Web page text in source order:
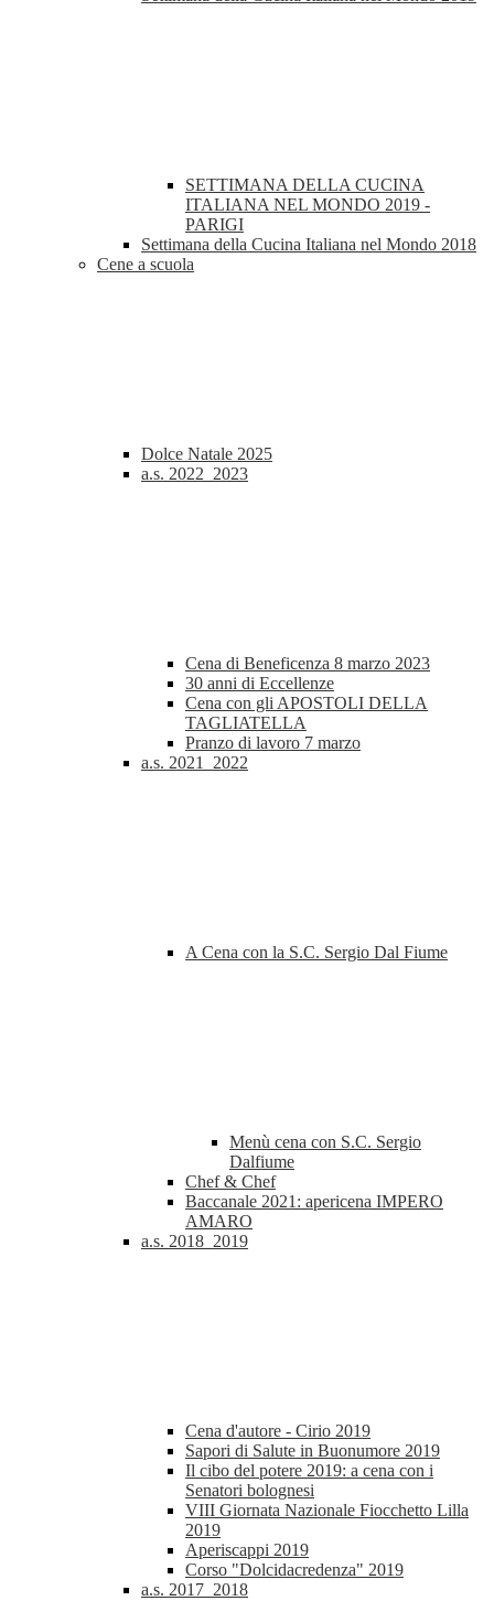
SETTIMANA DELLA CUCINA
ITALIANA NEL MONDO 2019 -
PARIGI
Settimana della Cucina Italiana nel Mondo 2018
Cene a scuola
Dolce Natale 2025
a.s. 2022_2023
Cena di Beneficenza 8 marzo 2023
30 anni di Eccellenze
Cena con gli APOSTOLI DELLA
TAGLIATELLA
Pranzo di lavoro 7 marzo
a.s. 2021_2022
A Cena con la S.C. Sergio Dal Fiume
Menù cena con S.C. Sergio
Dalfiume
Chef & Chef
Baccanale 2021: apericena IMPERO
AMARO
a.s. 2018_2019
Cena d'autore - Cirio 2019
Sapori di Salute in Buonumore 2019
Il cibo del potere 2019: a cena con i
Senatori bolognesi
VIII Giornata Nazionale Fiocchetto Lilla
2019
Aperiscappi 2019
Corso "Dolcidacredenza" 2019
a.s. 2017_2018